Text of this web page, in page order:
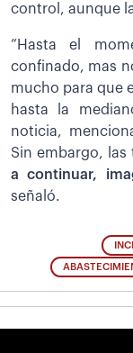
control, aunque
”Hasta el
confinado, mas
mucho para que
hasta la
noticia,
Sin embargo, las
a continuar,
señaló.